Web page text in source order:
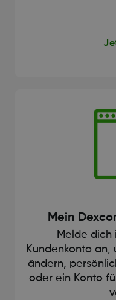
Mein
Melde dich
Kundenkonto an,
ändern,
oder ein Konto